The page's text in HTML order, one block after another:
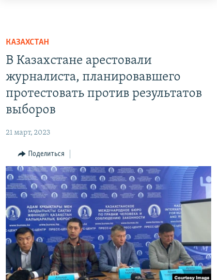
Вернуться
основному
содержанию
Вернутся
главной
Вернутся
поиску
ПОДПИСКА
КОНТАКТЫ
RFE/RL ДИРЕКТ
НАСТОЯЩЕЕ ВРЕМЯ
МИГРАНТ МЕДИА
КАЗАХСТАН
В Казахстане арестовали
журналиста, планировавшего
протестовать против результатов
выборов
21 март, 2023
Поделиться